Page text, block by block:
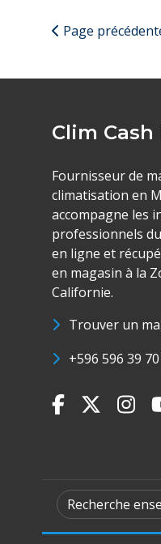
Page
Clim
Fournisseur de
climatisation en
accompagne les
professionnels
en ligne et
en magasin à la
Californie.
Trouver un
+596 596 39
Recherche